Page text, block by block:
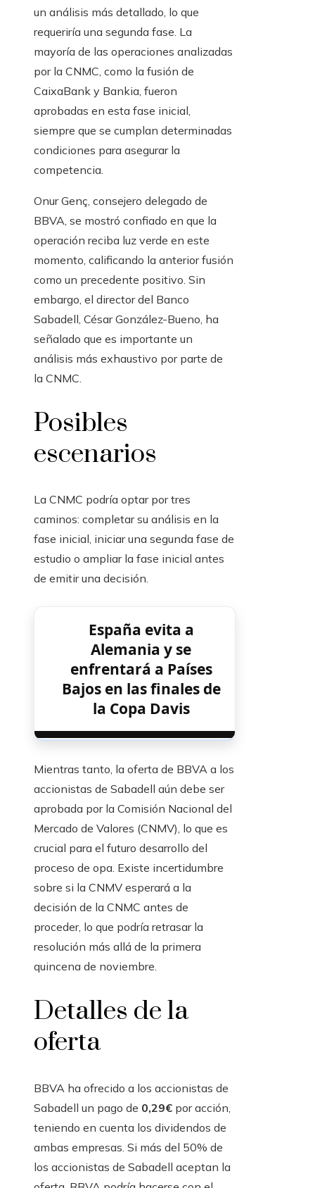
un análisis más detallado, lo que
requeriría una segunda fase. La
mayoría de las operaciones analizadas
por la CNMC, como la fusión de
CaixaBank y Bankia, fueron
aprobadas en esta fase inicial,
siempre que se cumplan determinadas
condiciones para asegurar la
competencia.
Onur Genç, consejero delegado de
BBVA, se mostró confiado en que la
operación reciba luz verde en este
momento, calificando la anterior fusión
como un precedente positivo. Sin
embargo, el director del Banco
Sabadell, César González-Bueno, ha
señalado que es importante un
análisis más exhaustivo por parte de
la CNMC.
Posibles
escenarios
La CNMC podría optar por tres
caminos: completar su análisis en la
fase inicial, iniciar una segunda fase de
estudio o ampliar la fase inicial antes
de emitir una decisión.
España evita a
Alemania y se
enfrentará a Países
Bajos en las finales de
la Copa Davis
Mientras tanto, la oferta de BBVA a los
accionistas de Sabadell aún debe ser
aprobada por la Comisión Nacional del
Mercado de Valores (CNMV), lo que es
crucial para el futuro desarrollo del
proceso de opa. Existe incertidumbre
sobre si la CNMV esperará a la
decisión de la CNMC antes de
proceder, lo que podría retrasar la
resolución más allá de la primera
quincena de noviembre.
Detalles de la
oferta
BBVA ha ofrecido a los accionistas de
Sabadell un pago de 0,29€ por acción,
teniendo en cuenta los dividendos de
ambas empresas. Si más del 50% de
los accionistas de Sabadell aceptan la